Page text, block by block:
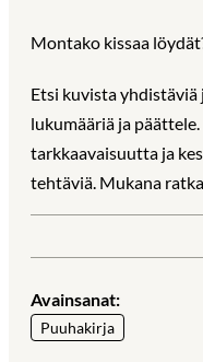
Montako kissaa
Etsi kuvista
lukumääriä ja
tarkkaavaisuutta ja
tehtäviä. Mukana
Avainsanat:
Puuhakirja